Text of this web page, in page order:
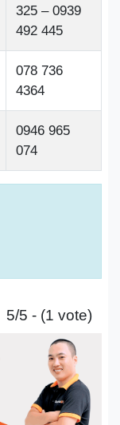
325 – 0939
492 445
078 736
4364
0946 965
074
5/5 - (1 vote)